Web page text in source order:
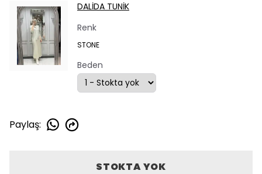
DALİDA TUNİK
Renk
STONE
Beden
Paylaş:
STOKTA YOK